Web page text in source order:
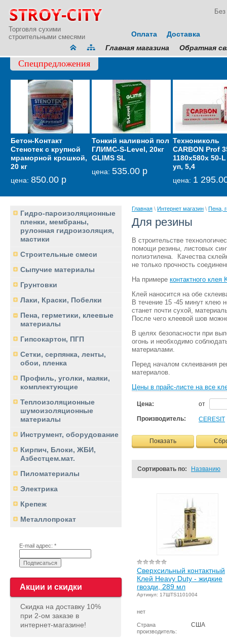
Торговля сухими
строительными смесями
Оплата Доставка
Главная магазина Обратная
Спецпредложения
Бетон-Контакт
Стенотек с крупной
мраморной крошкой,
20 кг
цена: 850.00 р
Тонкий наливной пол
ГЛИМС-S-Level, 20кг
GLIMS SL
цена: 535.00 р
Технониколь
CARBON Prof
1180х580х 50-
уп, 5,4
цена: 1
Мембрана
звукоизоляционная
тонкая Тексаунд 70
цена:6 600.00 р
цена:
Гидро-пароизоляционные
пленки, мембраны,
рулонная гидроизоляция,
мастики
Строительные смеси
Сыпучие материалы
Грунтовки
Лаки, Краски, Побелки
Пена, герметики, клеевые
материалы
Гипсокартон, ПГП
Сетки, серпянка, ленты,
обои, пленка
Профиль, уголки, маяки,
комплектующие
Теплоизоляционные
шумоизоляционные
материалы
Инструмент, оборудование
Кирпич, Блоки, ЖБИ,
Азбестцем.мат.
Пиломатериалы
Электрика
Крепеж
Металлопрокат
E-mail адрес: *
Акции и скидки
Скидка на доставку 10%
при 2-ом заказе в
интернет-магазине!
Главная \ Интернет магазин \ Пена,
Для резины
В строительстве
помощи резины, листовых
полиэтилена. Качества
не только прочность
На примере контактного клея
Клей наносится на обе
В течение 15 -45 минут клею
станет почти сухой,
После чего клеевой шов
В целях безопасности при
огонь и необходимо
материалами.
Перед началом склеивания
материалов.
Цены в прайс-листе на все
Цена: от
Производитель: CERESIT
Показать
Сортировать по: Названию
Сверхсильный контактный
Клей Heavy Duty - жидкие
гвозди, 289 мл
Артикул: 17ШТS1101004
нет
Страна
производитель:
США